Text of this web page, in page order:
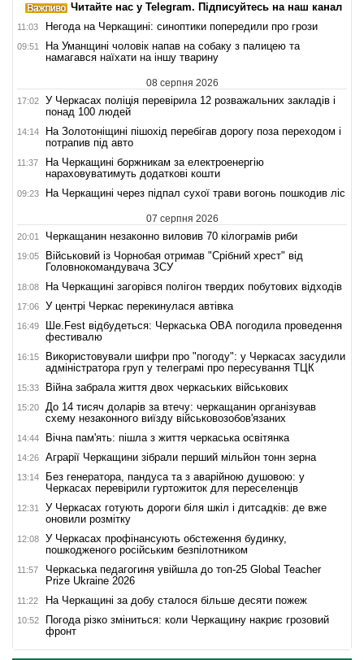
Читайте нас у Telegram. Підписуйтесь на наш канал
11:03 Негода на Черкащині: синоптики попередили про грози
09:51
На Уманщині чоловік напав на собаку з палицею та
намагався наїхати на іншу тварину
08 серпня 2026
17:02
У Черкасах поліція перевірила 12 розважальних закладів і
понад 100 людей
14:14
На Золотоніщині пішохід перебігав дорогу поза переходом і
потрапив під авто
11:37
На Черкащині боржникам за електроенергію
нараховуватимуть додаткові кошти
09:23 На Черкащині через підпал сухої трави вогонь пошкодив ліс
07 серпня 2026
20:01 Черкащанин незаконно виловив 70 кілограмів риби
19:05
Військовий із Чорнобая отримав "Срібний хрест" від
Головнокомандувача ЗСУ
18:08 На Черкащині загорівся полігон твердих побутових відходів
17:06 У центрі Черкас перекинулася автівка
16:49
Ше.Fest відбудеться: Черкаська ОВА погодила проведення
фестивалю
16:15
Використовували шифри про "погоду": у Черкасах засудили
адміністратора груп у телеграмі про пересування ТЦК
15:33 Війна забрала життя двох черкаських військових
15:20
До 14 тисяч доларів за втечу: черкащанин організував
схему незаконного виїзду військовозобов'язаних
14:44 Вічна пам'ять: пішла з життя черкаська освітянка
14:26 Аграрії Черкащини зібрали перший мільйон тонн зерна
13:14
Без генератора, пандуса та з аварійною душовою: у
Черкасах перевірили гуртожиток для переселенців
12:31
У Черкасах готують дороги біля шкіл і дитсадків: де вже
оновили розмітку
12:08
У Черкасах профінансують обстеження будинку,
пошкодженого російським безпілотником
11:57
Черкаська педагогиня увійшла до топ-25 Global Teacher
Prize Ukraine 2026
11:22 На Черкащині за добу сталося більше десяти пожеж
10:52
Погода різко зміниться: коли Черкащину накриє грозовий
фронт